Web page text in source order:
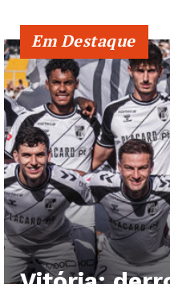
Em Destaque